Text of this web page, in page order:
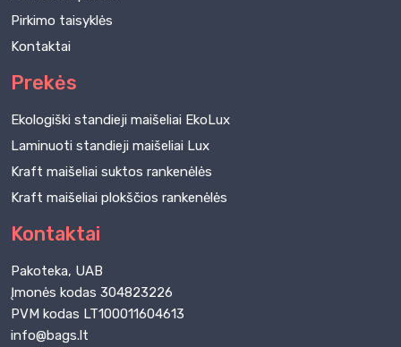
Pirkimo taisyklės
Kontaktai
Prekės
Ekologiški standieji maišeliai EkoLux
Laminuoti standieji maišeliai Lux
Kraft maišeliai suktos rankenėlės
Kraft maišeliai plokščios rankenėlės
Kontaktai
Pakoteka, UAB
Įmonės kodas 304823226
PVM kodas LT100011604613
info@bags.lt